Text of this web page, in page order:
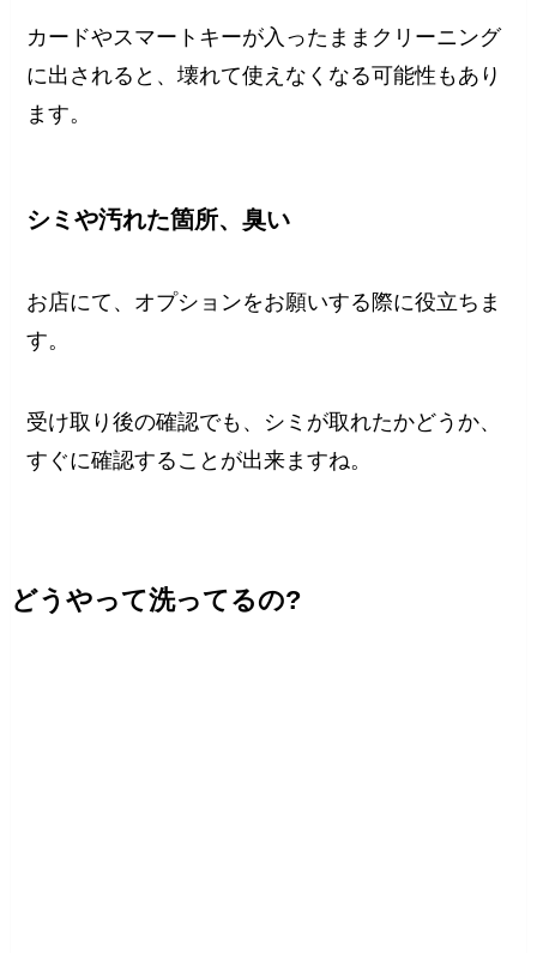
カードやスマートキーが入ったままクリーニング
に出されると、壊れて使えなくなる可能性もあり
ます。
シミや汚れた箇所、臭い
お店にて、オプションをお願いする際に役立ちま
す。
受け取り後の確認でも、シミが取れたかどうか、
すぐに確認することが出来ますね。
どうやって洗ってるの?